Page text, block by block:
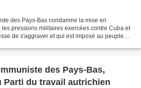
des Pays-Bas condamne la mise en
pressions militaires exercées contre Cuba et
de s'aggraver et qui est imposé au peuple
des Pays-Bas,
Parti du travail autrichien